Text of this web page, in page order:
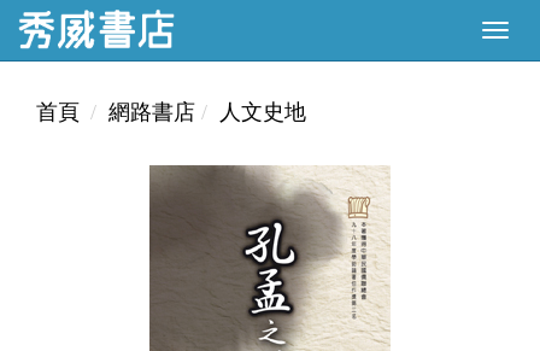
首頁 網路書店 人文史地